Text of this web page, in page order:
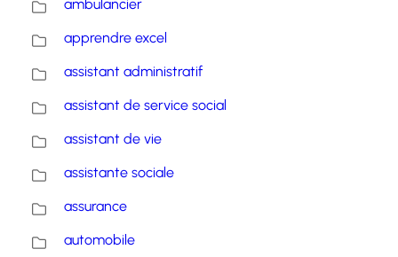
ambulancier
apprendre excel
assistant administratif
assistant de service social
assistant de vie
assistante sociale
assurance
automobile